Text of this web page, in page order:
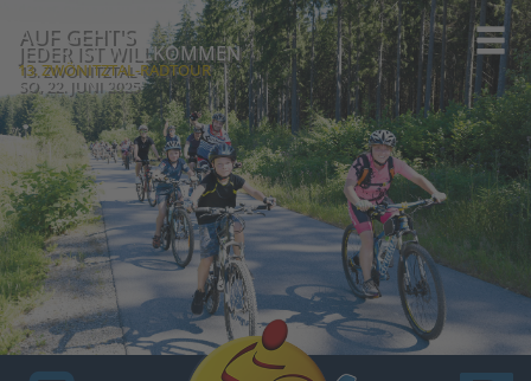
AUF GEHT'S
JEDER IST WILLKOMMEN
13. ZWÖNITZTAL-RADTOUR
SO, 22. JUNI 2025